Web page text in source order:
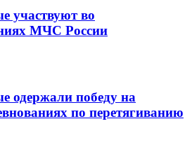
участвуют во
МЧС России
одержали победу на
по перетягиванию